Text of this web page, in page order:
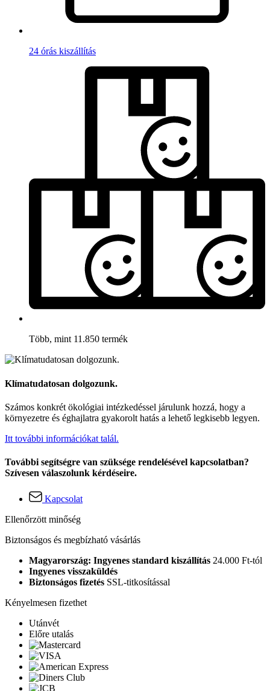
24 órás kiszállítás
Több, mint 11.850 termék
Klímatudatosan dolgozunk.
Számos konkrét ökológiai intézkedéssel járulunk hozzá, hogy a
környezetre és éghajlatra gyakorolt hatás a lehető legkisebb legyen.
Itt további információkat talál.
További segítségre van szüksége rendelésével kapcsolatban?
Szívesen válaszolunk kérdéseire.
Kapcsolat
Ellenőrzött minőség
Biztonságos és megbízható vásárlás
Magyarország: Ingyenes standard kiszállítás 24.000 Ft-tól
Ingyenes visszaküldés
Biztonságos fizetés SSL-titkosítással
Kényelmesen fizethet
Utánvét
Előre utalás